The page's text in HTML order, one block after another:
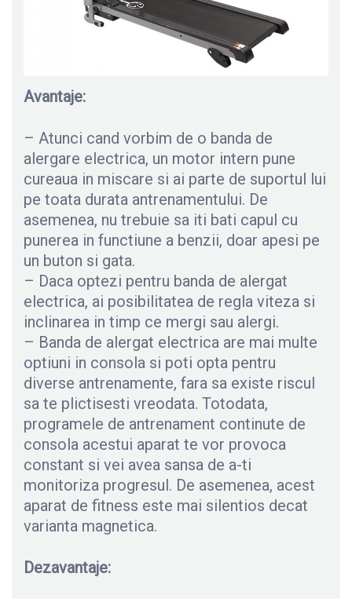
Avantaje:
– Atunci cand vorbim de o banda de
alergare electrica, un motor intern pune
cureaua in miscare si ai parte de suportul lui
pe toata durata antrenamentului. De
asemenea, nu trebuie sa iti bati capul cu
punerea in functiune a benzii, doar apesi pe
un buton si gata.
– Daca optezi pentru banda de alergat
electrica, ai posibilitatea de regla viteza si
inclinarea in timp ce mergi sau alergi.
– Banda de alergat electrica are mai multe
optiuni in consola si poti opta pentru
diverse antrenamente, fara sa existe riscul
sa te plictisesti vreodata. Totodata,
programele de antrenament continute de
consola acestui aparat te vor provoca
constant si vei avea sansa de a-ti
monitoriza progresul. De asemenea, acest
aparat de fitness este mai silentios decat
varianta magnetica.
Dezavantaje: